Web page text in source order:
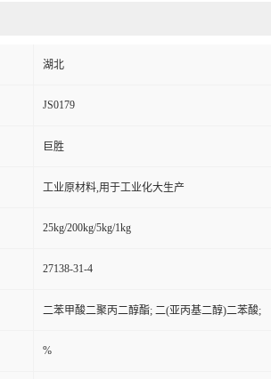
湖北
JS0179
巨胜
工业原材料,用于工业化大生产
25kg/200kg/5kg/1kg
27138-31-4
二苯甲酸二聚丙二醇酯; 二(亚丙基二醇)二苯酸;
%